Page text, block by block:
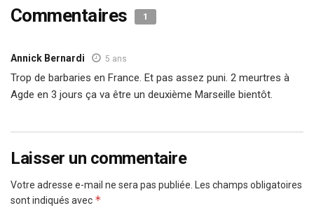
Commentaires 1
Annick Bernardi 5 ans
Trop de barbaries en France. Et pas assez puni. 2 meurtres à
Agde en 3 jours ça va être un deuxième Marseille bientôt.
Laisser un commentaire
Votre adresse e-mail ne sera pas publiée.
Les champs obligatoires
sont indiqués avec *